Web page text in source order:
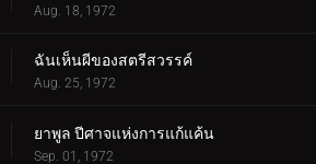
Aug. 18, 1972
ฉันเห็นผีของสตรีสวรรค์
Aug. 25, 1972
ยาพูล ปีศาจแห่งการแก้แค้น
Sep. 01, 1972